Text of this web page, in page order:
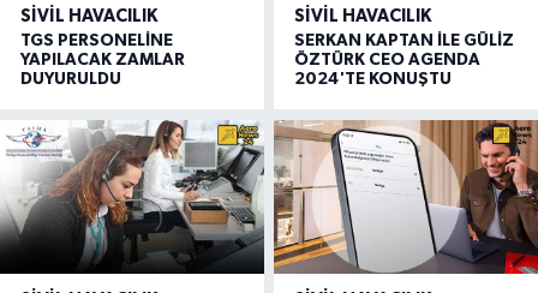
SIVIL HAVACILIK
TGS PERSONELİNE
YAPILACAK ZAMLAR
DUYURULDU
SIVIL HAVACILIK
SERKAN KAPTAN İLE GÜLİZ
ÖZTÜRK CEO AGENDA
2024'TE KONUŞTU